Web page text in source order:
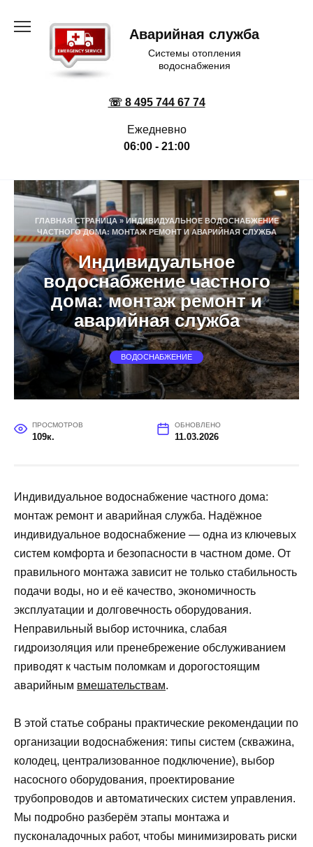
содержанию
Аварийная служба
Системы отопления
водоснабжения
☏ 8 495 744 67 74
Ежедневно
06:00 - 21:00
ГЛАВНАЯ СТРАНИЦА »ИНДИВИДУАЛЬНОЕ ВОДОСНАБЖЕНИЕ
ЧАСТНОГО ДОМА: МОНТАЖ РЕМОНТ И АВАРИЙНАЯ СЛУЖБА
Индивидуальное
водоснабжение частного
дома: монтаж ремонт и
аварийная служба
ВОДОСНАБЖЕНИЕ
ПРОСМОТРОВ
109к.
ОБНОВЛЕНО
11.03.2026
Индивидуальное водоснабжение частного дома:
монтаж ремонт и аварийная служба. Надёжное
индивидуальное водоснабжение — одна из ключевых
систем комфорта и безопасности в частном доме. От
правильного монтажа зависит не только стабильность
подачи воды, но и её качество, экономичность
эксплуатации и долговечность оборудования.
Неправильный выбор источника, слабая
гидроизоляция или пренебрежение обслуживанием
приводят к частым поломкам и дорогостоящим
аварийным вмешательствам.
В этой статье собраны практические рекомендации по
организации водоснабжения: типы систем (скважина,
колодец, централизованное подключение), выбор
насосного оборудования, проектирование
трубопроводов и автоматических систем управления.
Мы подробно разберём этапы монтажа и
пусконаладочных работ, чтобы минимизировать риски